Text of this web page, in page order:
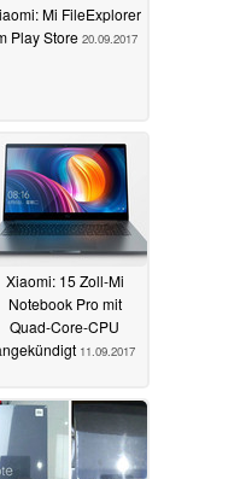
Mi FileExplorer
Play Store 20.09.2017
Xiaomi: 15 Zoll-Mi
Notebook Pro mit
Quad-Core-CPU
11.09.2017